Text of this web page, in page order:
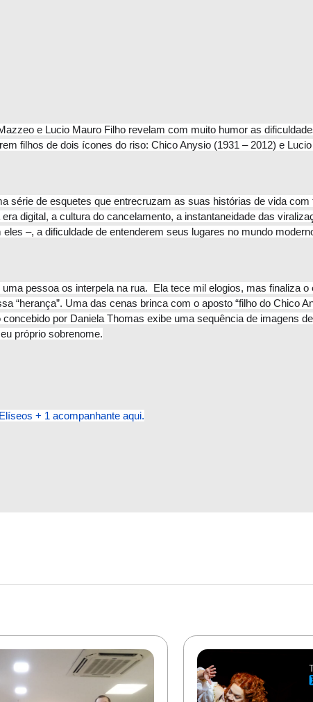
e Lucio Mauro Filho revelam com muito humor as
filhos de dois ícones do riso: Chico Anysio (1931 – 2012) e
de esquetes que entrecruzam as suas histórias de vida
digital, a cultura do cancelamento, a instantaneidade das
–, a dificuldade de entenderem seus lugares no mundo
pessoa os interpela na rua.  Ela tece mil elogios, mas finaliza
“herança”. Uma das cenas brinca com o aposto “filho do Chico
por Daniela Thomas exibe uma sequência de imagens
próprio sobrenome.
+ 1 acompanhante aqui.